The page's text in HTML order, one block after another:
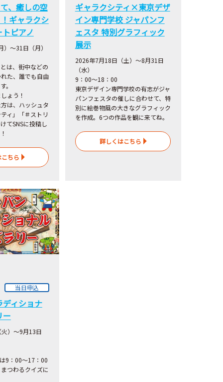
、癒しの空
ギャラクシ
ピアノ
～31日（月）
は、街中などの
た、誰でも自由
。
ょう！
は、ハッシュタ
ィ」「＃ストリ
てSNSに投稿し
ちら
ギャラクシティ×東京デザ
イン専門学校 ジャパンフ
ェスタ 特別グラフィック
展示
2026年7月18日（土）～8月31日
（水）
9：00～18：00
東京デザイン専門学校の有志がジャ
パンフェスタの催しに合わせて、特
別に絵巻物風の大きなグラフィック
を作成。6つの作品を観に来てね。
詳しくはこちら
当日申込
ィショナ
ー
）～9月13日
9：00～17：00
つわるクイズに